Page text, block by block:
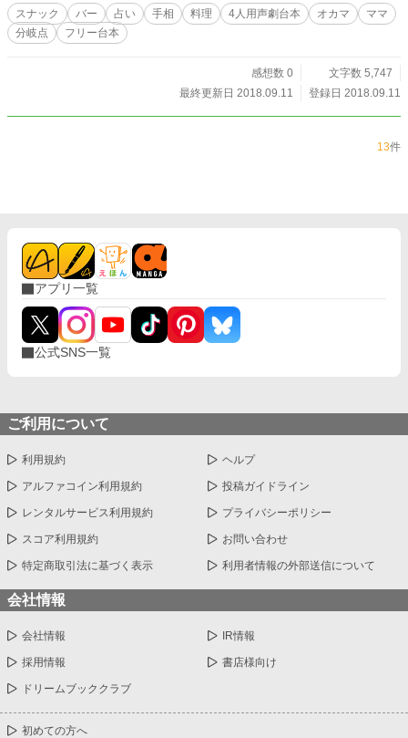
トなどはご遠慮願います。 ※こちらの作品は男女入れ替えN
Gとなりますのでご注意ください。 その他の詳細は【作品を
使用する際の注意点】をご覧下さい
スナック バー 占い 手相 料理 4人用声劇台本 オカマ
ママ
分岐点
フリー台本
感想数 0
文字数 5,747
最終更新日 2018.09.11
登録日 2018.09.11
13件
アプリ一覧
公式SNS一覧
ご利用について
利用規約 ヘルプ
アルファコイン利用規約 投稿ガイドライン
レンタルサービス利用規約 プライバシーポリシー
スコア利用規約 お問い合わせ
特定商取引法に基づく表示 利用者情報の外部送信について
会社情報
会社情報 IR情報
採用情報 書店様向け
ドリームブッククラブ
初めての方へ